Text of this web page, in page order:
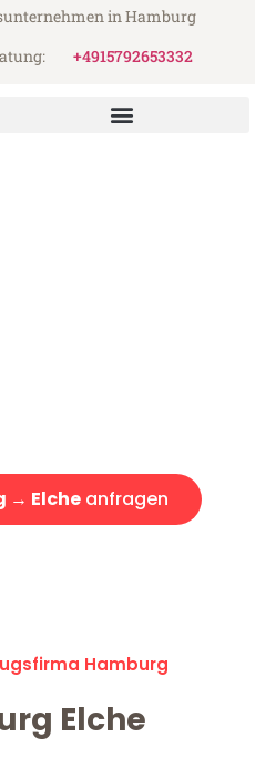
in Hamburg
+4915792653332
→ Elche anfragen
Hamburg
Elche